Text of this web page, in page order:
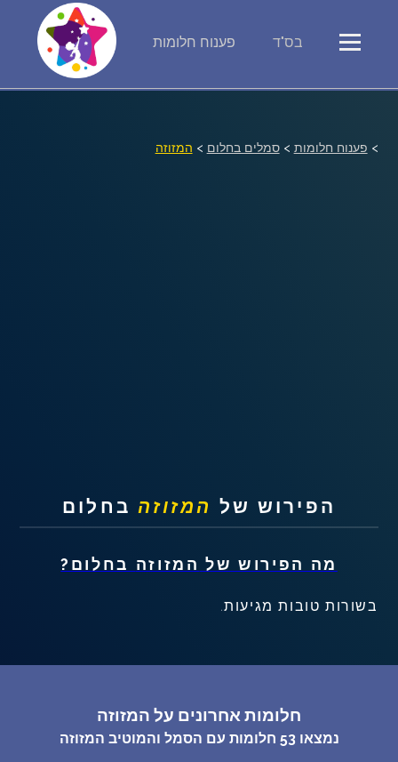
פענוח חלומות
בס"ד
עלינו
מדיניות פרטיות
> פענוח חלומות >סמלים בחלום > המזוזה
הפירוש של המזוזה בחלום
מה הפירוש של המזוזה בחלום?
בשורות טובות מגיעות.
חלומות אחרונים על המזוזה
נמצאו53 חלומות עם הסמל והמוטיב המזוזה